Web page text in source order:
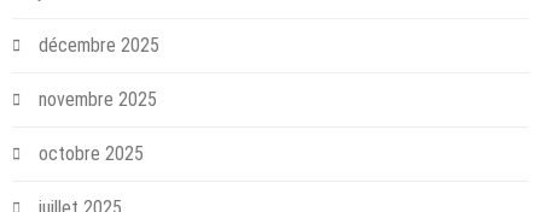
décembre 2025
novembre 2025
octobre 2025